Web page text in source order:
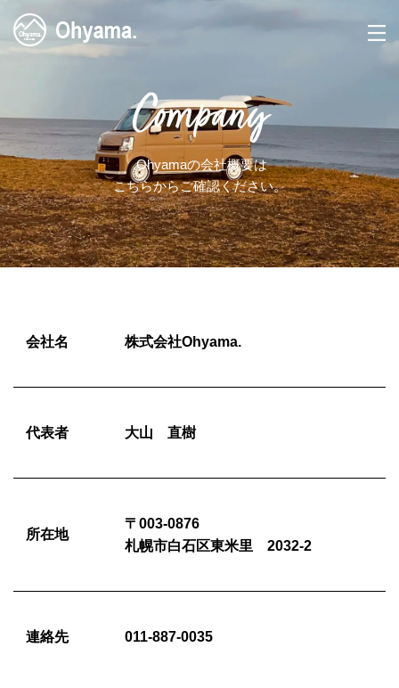
Company
.Ohyamaの会社概要は
こちらからご確認ください。
会社名 株式会社Ohyama.
代表者 大山 直樹
所在地
〒003-0876
札幌市白石区東米里 2032-2
連絡先 011-887-0035